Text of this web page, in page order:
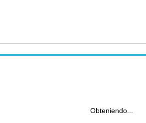
Obteniendo...